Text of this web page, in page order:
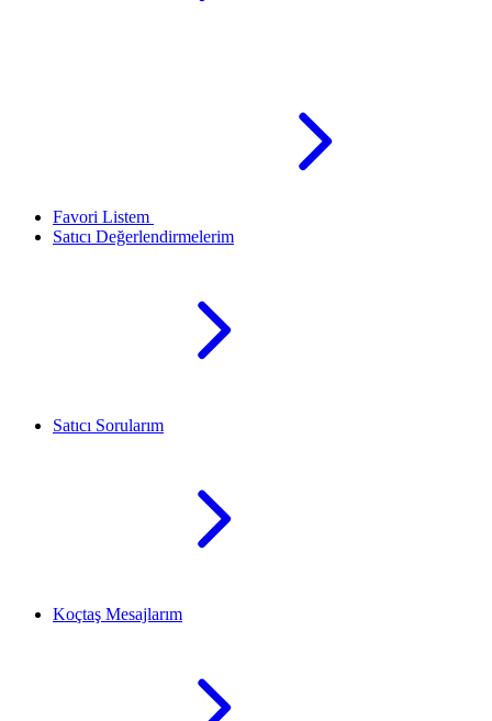
Favori Listem
Satıcı Değerlendirmelerim
Satıcı Sorularım
Koçtaş Mesajlarım